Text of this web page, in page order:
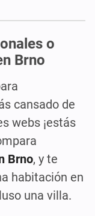
o
Brno
cansado de
webs ¡estás
Brno, y te
habitación en
una villa.